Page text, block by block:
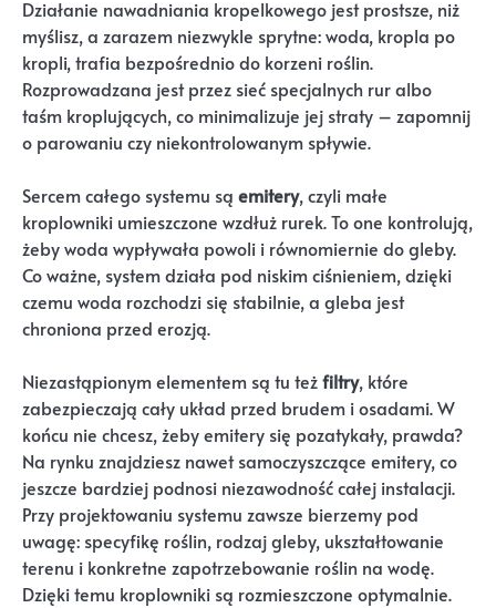
Działanie nawadniania kropelkowego jest prostsze, niż
myślisz, a zarazem niezwykle sprytne: woda, kropla po
kropli, trafia bezpośrednio do korzeni roślin.
Rozprowadzana jest przez sieć specjalnych rur albo
taśm kroplujących, co minimalizuje jej straty – zapomnij
o parowaniu czy niekontrolowanym spływie.
Sercem całego systemu są emitery, czyli małe
kroplowniki umieszczone wzdłuż rurek. To one kontrolują,
żeby woda wypływała powoli i równomiernie do gleby.
Co ważne, system działa pod niskim ciśnieniem, dzięki
czemu woda rozchodzi się stabilnie, a gleba jest
chroniona przed erozją.
Niezastąpionym elementem są tu teżfiltry, które
zabezpieczają cały układ przed brudem i osadami. W
końcu nie chcesz, żeby emitery się pozatykały, prawda?
Na rynku znajdziesz nawet samoczyszczące emitery, co
jeszcze bardziej podnosi niezawodność całej instalacji.
Przy projektowaniu systemu zawsze bierzemy pod
uwagę: specyfikę roślin, rodzaj gleby, ukształtowanie
terenu i konkretne zapotrzebowanie roślin na wodę.
Dzięki temu kroplowniki są rozmieszczone optymalnie.